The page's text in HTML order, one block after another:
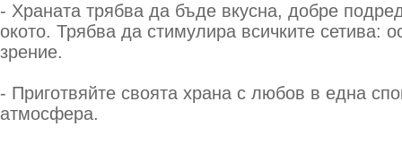
- Храната трябва да бъде вкусна, добре
окото. Трябва да стимулира всичките сетива:
зрение.
- Приготвяйте своята храна с любов в една
атмосфера.